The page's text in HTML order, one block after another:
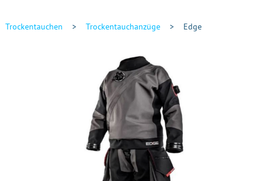
Trockentauchen > Trockentauchanzüge > Edge